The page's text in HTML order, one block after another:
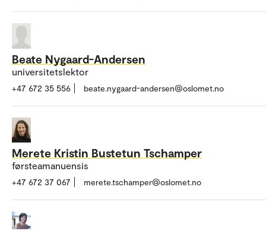
Beate Nygaard-Andersen
universitetslektor
+47 672 35 556 beate.nygaard-andersen@oslomet.no
Merete Kristin Bustetun Tschamper
førsteamanuensis
+47 672 37 067 merete.tschamper@oslomet.no